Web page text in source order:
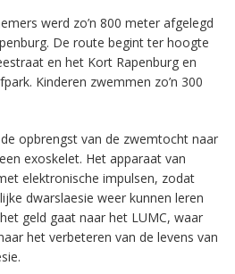
werd zo’n 800 meter afgelegd
De route begint ter hoogte
en het Kort Rapenburg en
Kinderen zwemmen zo’n 300
opbrengst van de zwemtocht naar
exoskelet. Het apparaat van
elektronische impulsen, zodat
dwarslaesie weer kunnen leren
geld gaat naar het LUMC, waar
het verbeteren van de levens van